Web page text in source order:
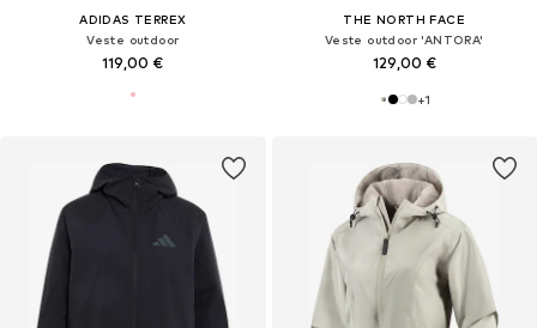
ADIDAS TERREX
Veste outdoor
119,00 €
THE NORTH FACE
Veste outdoor 'ANTORA'
129,00 €
+1